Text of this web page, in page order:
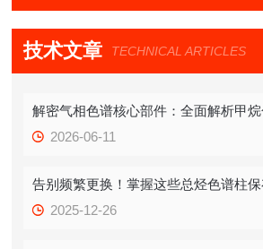
技术文章 TECHNICAL ARTICLES
解密气相色谱核心部件：全面解析甲
2026-06-11
2025-12-26